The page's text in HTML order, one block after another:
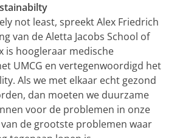
not least, spreekt Alex Friedrich
van de Aletta Jacobs School of
is hoogleraar medische
UMCG en vertegenwoordigd het
Als we met elkaar echt gezond
dan moeten we duurzame
voor de problemen in onze
de grootste problemen waar